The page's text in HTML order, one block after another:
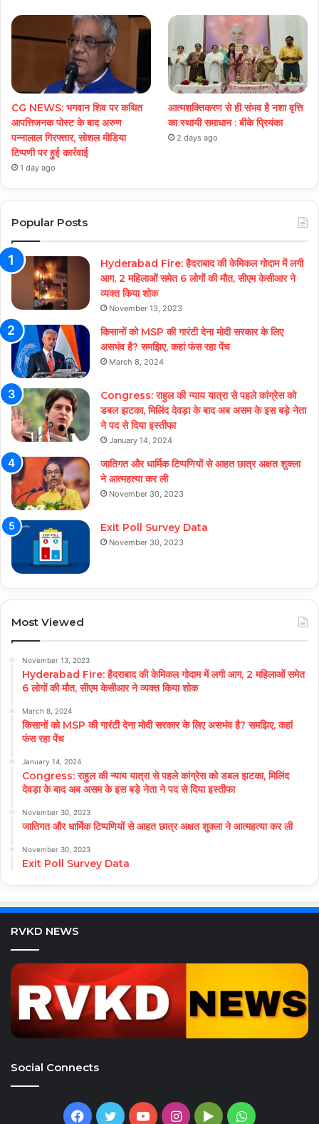
CG NEWS: भगवान शिव पर कथित
आपत्तिजनक पोस्ट के बाद अरुण
पन्नालाल गिरफ्तार, सोशल मीडिया
टिप्पणी पर हुई कार्रवाई
1 day ago
आत्मशक्तिकरण से ही संभव है नशा वृत्ति
का स्थायी समाधान : बीके प्रियंका
2 days ago
Popular Posts
Hyderabad Fire: हैदराबाद की केमिकल गोदाम में लगी
आग, 2 महिलाओं समेत 6 लोगों की मौत, सीएम केसीआर ने
व्यक्त किया शोक
November 13, 2023
किसानों को MSP की गारंटी देना मोदी सरकार के लिए
असभंव है? समझिए, कहां फंस रहा पेंच
March 8, 2024
Congress: राहुल की न्याय यात्रा से पहले कांग्रेस को
डबल झटका, मिलिंद देवड़ा के बाद अब असम के इस बड़े नेता
ने पद से दिया इस्तीफा
January 14, 2024
जातिगत और धार्मिक टिप्पणियों से आहत छात्र अक्षत शुक्ला
ने आत्महत्या कर ली
November 30, 2023
Exit Poll Survey Data
November 30, 2023
Most Viewed
November 13, 2023
Hyderabad Fire: हैदराबाद की केमिकल गोदाम में लगी आग, 2 महिलाओं समेत
6 लोगों की मौत, सीएम केसीआर ने व्यक्त किया शोक
March 8, 2024
किसानों को MSP की गारंटी देना मोदी सरकार के लिए असभंव है? समझिए, कहां
फंस रहा पेंच
January 14, 2024
Congress: राहुल की न्याय यात्रा से पहले कांग्रेस को डबल झटका, मिलिंद
देवड़ा के बाद अब असम के इस बड़े नेता ने पद से दिया इस्तीफा
November 30, 2023
जातिगत और धार्मिक टिप्पणियों से आहत छात्र अक्षत शुक्ला ने आत्महत्या कर ली
November 30, 2023
Exit Poll Survey Data
RVKD NEWS
Social Connects
Facebook
TwitterYouTubeInstagram
GoogleWhatsApp